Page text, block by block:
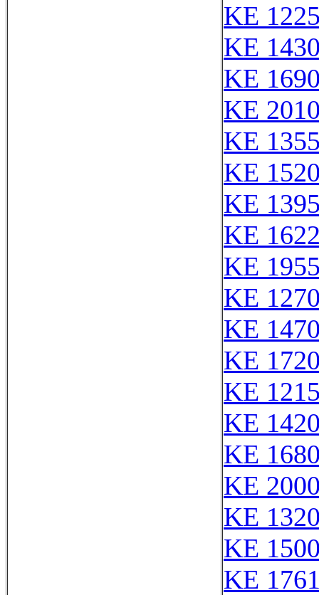
KE
KE
KE
KE
KE
KE
KE
KE
KE
KE
KE
KE
KE
KE
KE
KE
KE
KE
KE